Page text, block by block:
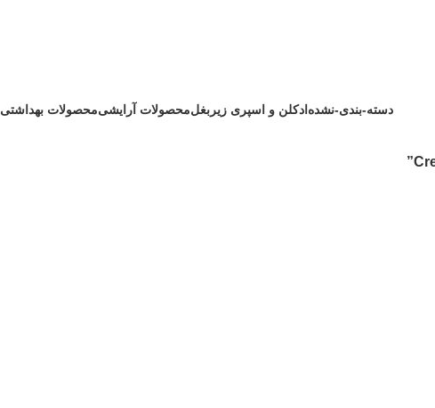
دسته-بندی-نشده ادکلن و اسپری زیربغلمحصولات آرایشیمحصولات بهداشتی